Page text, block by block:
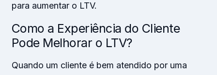
para aumentar o LTV.
Como a Experiência do Cliente
Pode Melhorar o LTV?
Quando um cliente é bem atendido por uma